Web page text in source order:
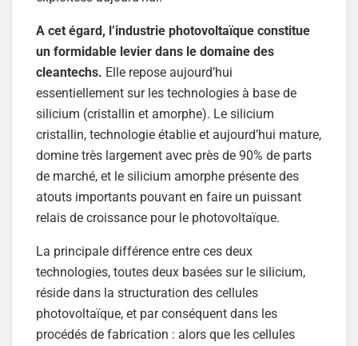
A cet égard, l’industrie photovoltaïque constitue
un formidable levier dans le domaine des
cleantechs. Elle repose aujourd’hui
essentiellement sur les technologies à base de
silicium (cristallin et amorphe). Le silicium
cristallin, technologie établie et aujourd’hui mature,
domine très largement avec près de 90% de parts
de marché, et le silicium amorphe présente des
atouts importants pouvant en faire un puissant
relais de croissance pour le photovoltaïque.
La principale différence entre ces deux
technologies, toutes deux basées sur le silicium,
réside dans la structuration des cellules
photovoltaïque, et par conséquent dans les
procédés de fabrication : alors que les cellules